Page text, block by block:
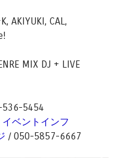
AKIYUKI, CAL,
MIX DJ + LIVE
5454
イベントインフ
/ 050-5857-6667